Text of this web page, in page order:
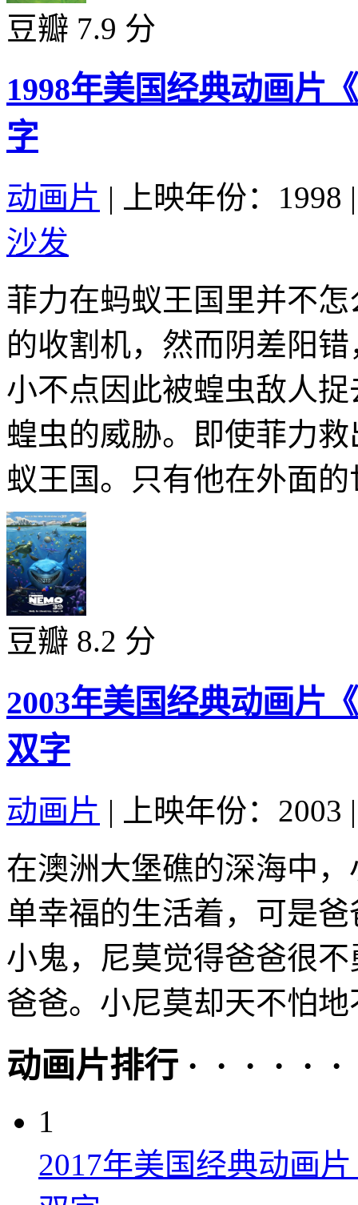
豆瓣 7.9 分
1998年美国经典动画片
字
动画片 | 上映年份：1998 |
沙发
菲力在蚂蚁王国里并不
的收割机，然而阴差阳
小不点因此被蝗虫敌人
蝗虫的威胁。即使菲力
蚁王国。只有他在外面
豆瓣 8.2 分
2003年美国经典动画片
双字
动画片 | 上映年份：2003 |
在澳洲大堡礁的深海中
单幸福的生活着，可是
小鬼，尼莫觉得爸爸很
爸爸。小尼莫却天不怕
动画片排行 · · · · · ·
1
2017年美国经典动画